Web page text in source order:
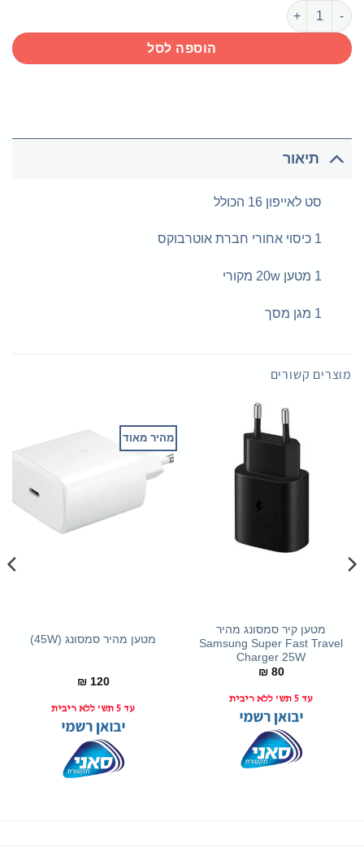
כמות של סט לאייפון חברת אוטרבוקס (כיסוי אחורי\מטען\מגן מסך)
הוספה לסל
תיאור
סט לאייפון 16 הכולל
1 כיסוי אחורי חברת אוטרבוקס
1 מטען 20w מקורי
1 מגן מסך
מוצרים קשורים
מטען קיר סמסונג מהיר
Samsung Super Fast Travel
Charger 25W
₪80
עד 5 תש' ללא ריבית
מהיר מאוד
מטען מהיר סמסונג (45W)
₪120
עד 5 תש' ללא ריבית